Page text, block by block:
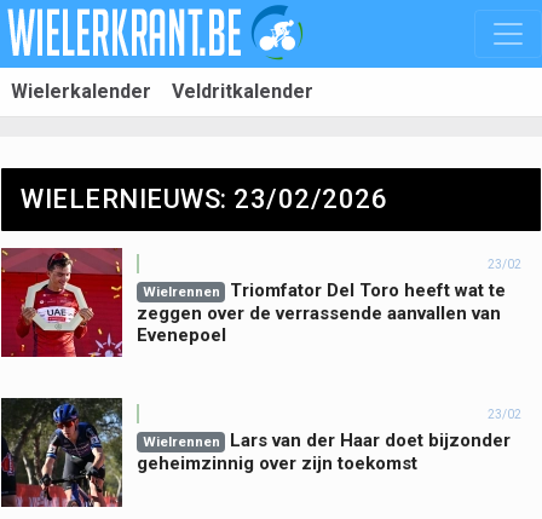
Wielerkalender Veldritkalender
WIELERNIEUWS: 23/02/2026
23/02
Wielrennen
Triomfator Del Toro heeft wat te
zeggen over de verrassende aanvallen van
Evenepoel
23/02
Wielrennen
Lars van der Haar doet bijzonder
geheimzinnig over zijn toekomst